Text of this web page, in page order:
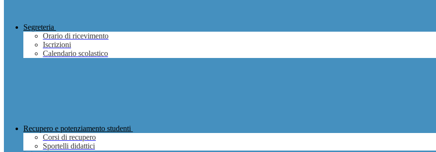
Segreteria
Orario di ricevimento
Iscrizioni
Calendario scolastico
Recupero e potenziamento studenti
Corsi di recupero
Sportelli didattici